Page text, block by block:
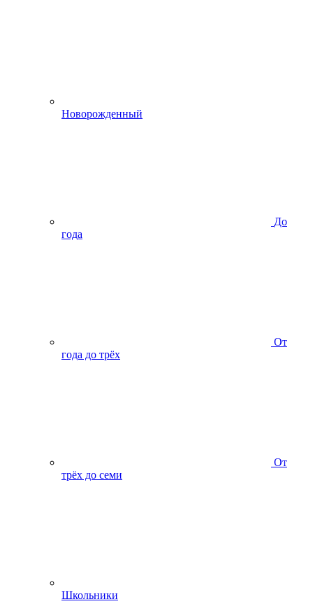
Новорожденный
До
года
От
года до трёх
От
трёх до семи
Школьники